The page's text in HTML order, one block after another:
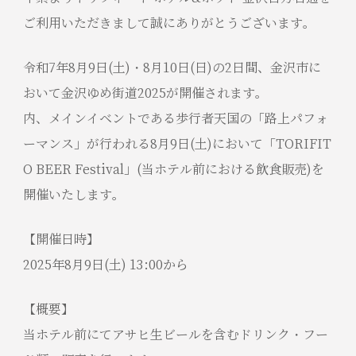
ご利用いただきまして誠にありがとうございます。
令和7年8月9日(土)・8月10日(日)の2日間、金沢市に
おいて金沢ゆめ街道2025が開催されます。
内、メインイベントである歩行者天国の「路上パフォ
ーマンス」が行われる8月9日(土)において「TORIFIT
O BEER Festival」(当ホテル前における飲食販売)を
開催いたします。
【開催日時】
2025年8月9日(土) 13:00から
【概要】
当ホテル前にてアサヒ生ビールを含むドリンク・フー